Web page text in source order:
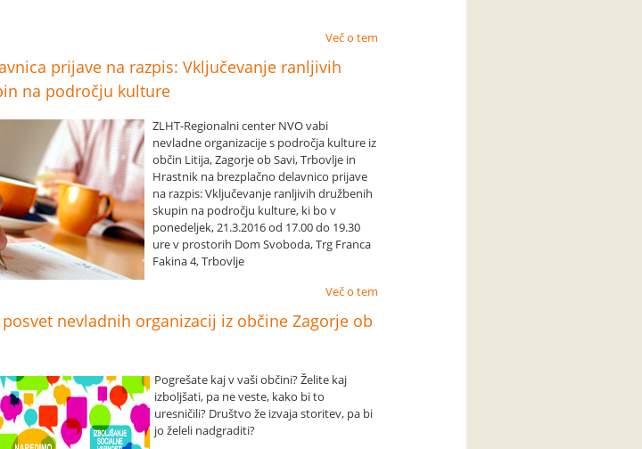
Več o tem
prijave na razpis: Vključevanje ranljivih
na področju kulture
ZLHT-Regionalni center NVO vabi
nevladne organizacije s področja kulture iz
občin Litija, Zagorje ob Savi, Trbovlje in
Hrastnik na brezplačno delavnico prijave
na razpis: Vključevanje ranljivih družbenih
skupin na področju kulture, ki bo v
ponedeljek, 21.3.2016 od 17.00 do 19.30
ure v prostorih Dom Svoboda, Trg Franca
Fakina 4, Trbovlje
Več o tem
nevladnih organizacij iz občine Zagorje ob
Pogrešate kaj v vaši občini? Želite kaj
izboljšati, pa ne veste, kako bi to
uresničili? Društvo že izvaja storitev, pa bi
jo želeli nadgraditi?